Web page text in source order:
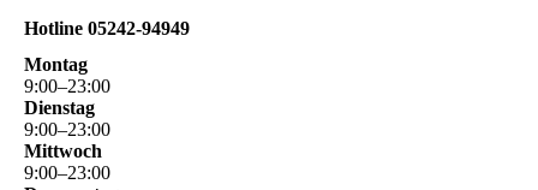
Hotline 05242-94949
Montag
9:00–23:00
Dienstag
9:00–23:00
Mittwoch
9:00–23:00